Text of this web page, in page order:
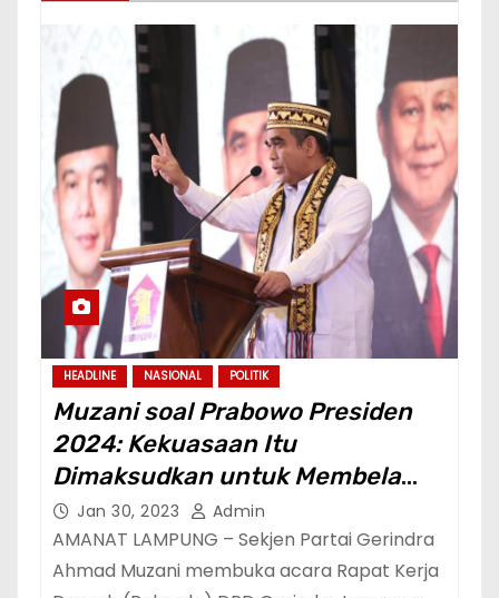
HEADLINE NASIONAL POLITIK
Muzani soal Prabowo Presiden
2024: Kekuasaan Itu
Dimaksudkan untuk Membela
Rakyat Kecil dan Terpinggirkan
Jan 30, 2023 Admin
AMANAT LAMPUNG – Sekjen Partai Gerindra
Ahmad Muzani membuka acara Rapat Kerja